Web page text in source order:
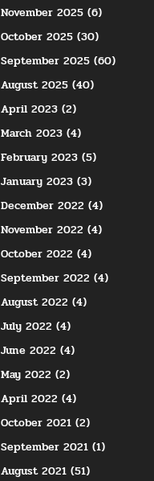
November 2025 (6)
October 2025 (30)
September 2025 (60)
August 2025 (40)
April 2023 (2)
March 2023 (4)
February 2023 (5)
January 2023 (3)
December 2022 (4)
November 2022 (4)
October 2022 (4)
September 2022 (4)
August 2022 (4)
July 2022 (4)
June 2022 (4)
May 2022 (2)
April 2022 (4)
October 2021 (2)
September 2021 (1)
August 2021 (51)